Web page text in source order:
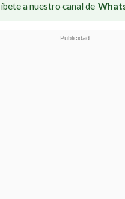
a nuestro canal de